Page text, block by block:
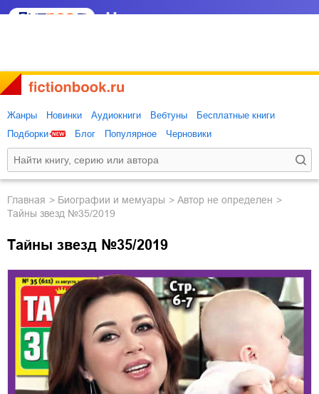
Жанры Новинки Аудиокниги Вебтуны
Бесплатные книги
Подборки
Блог Популярное Черновики
Главная биографии и мемуары
Автор не определен
Тайны звезд №35/2019
Тайны звезд №35/2019